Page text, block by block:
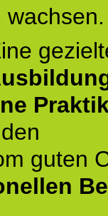
wachsen.
guten